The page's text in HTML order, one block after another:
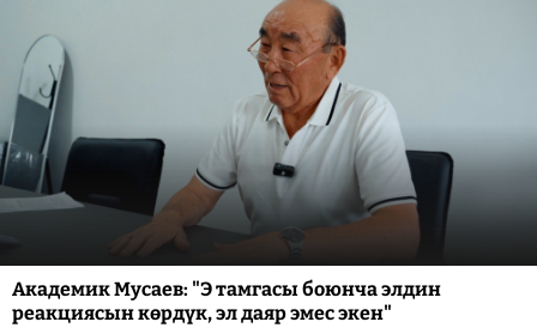
Академик Мусаев: "Э тамгасы боюнча элдин
реакциясын көрдүк, эл даяр эмес экен"